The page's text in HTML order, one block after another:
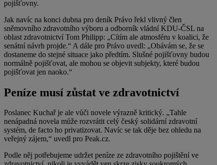
pojišťovny.
Jak navíc na konci dubna pro deník Právo řekl vlivný člen
sněmovního zdravotního výboru a odborník vládní KDU-ČSL na
oblast zdravotnictví Tom Philipp: „Cítím ale atmosféru v koalici, že
senátní návrh projde.“ A dále pro Právo uvedl: „Obávám se, že se
dostaneme do stejné situace jako předtím. Slušné pojišťovny budou
normálně pojišťovat, ale mohou se objevit subjekty, které budou
pojišťovat jen naoko.“
Peníze musí zůstat ve zdravotnictví
Poslanec Kuchař je ale vůči novele výrazně kritický. „Tahle
nenápadná novela může rozvrátit celý český solidární zdravotní
systém, de facto ho privatizovat. Navíc se tak děje bez ohledu na
veřejný zájem,“ uvedl pro Peak.cz.
Podle něj potřebujeme udržet peníze ze zdravotního pojištění ve